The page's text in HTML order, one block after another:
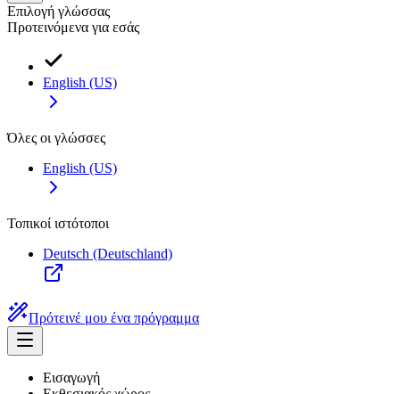
Επιλογή γλώσσας
Προτεινόμενα για εσάς
English (US)
Όλες οι γλώσσες
English (US)
Τοπικοί ιστότοποι
Deutsch (Deutschland)
Πρότεινέ μου ένα πρόγραμμα
Εισαγωγή